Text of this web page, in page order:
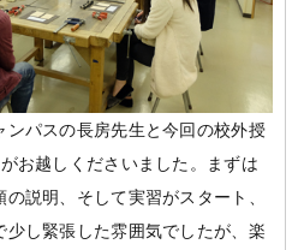
講師の腕自慢
動画紹介
パス 資料請求
い合わせ
ンパスの長房先生と今回の校外授
お越しくださいました。まずは
説明、そして実習がスタート、
し緊張した雰囲気でしたが、楽